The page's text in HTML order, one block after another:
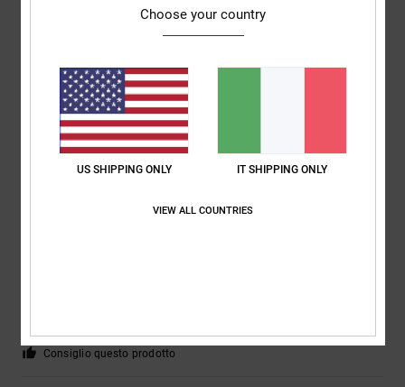
Mostra originale - Português
: 5/5 Rapporto qualità-prezzo
Materiale: 5/5 Colore: 5/5
Consiglio questo prodotto
Materiale: 5/5 Colore: 5/5
Consiglio questo prodotto
Choose your country
US SHIPPING ONLY IT SHIPPING ONLY
VIEW ALL COUNTRIES